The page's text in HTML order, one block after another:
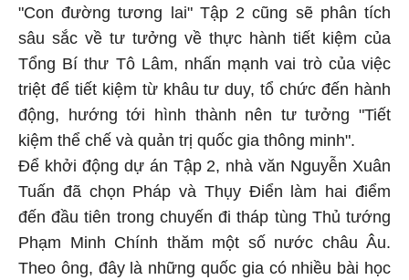
"Con đường tương lai" Tập 2 cũng sẽ phân tích
sâu sắc về tư tưởng về thực hành tiết kiệm của
Tổng Bí thư Tô Lâm, nhấn mạnh vai trò của việc
triệt để tiết kiệm từ khâu tư duy, tổ chức đến hành
động, hướng tới hình thành nên tư tưởng "Tiết
kiệm thể chế và quản trị quốc gia thông minh".
Để khởi động dự án Tập 2, nhà văn Nguyễn Xuân
Tuấn đã chọn Pháp và Thụy Điển làm hai điểm
đến đầu tiên trong chuyến đi tháp tùng Thủ tướng
Phạm Minh Chính thăm một số nước châu Âu.
Theo ông, đây là những quốc gia có nhiều bài học